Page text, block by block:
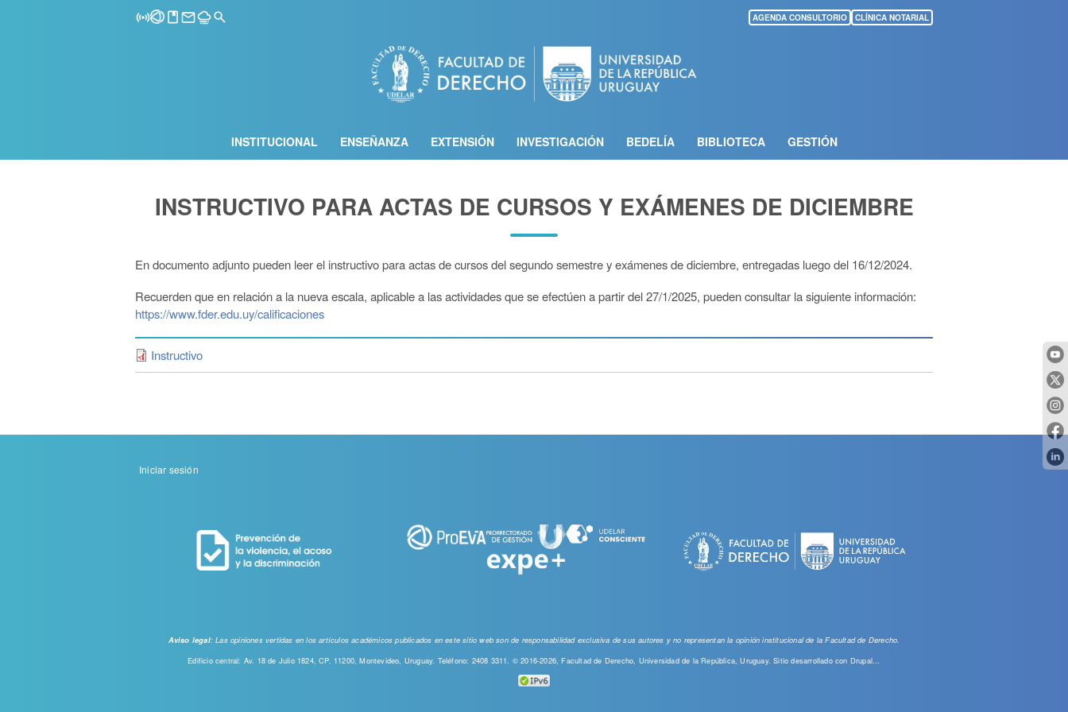
contenido
principal
AGENDA CONSULTORIO CLÍNICA NOTARIAL
INSTITUCIONAL ENSEÑANZA EXTENSIÓN INVESTIGACIÓN BEDELÍA BIBLIOTECA GESTIÓN
INSTRUCTIVO PARA ACTAS DE CURSOS Y EXÁMENES DE DICIEMBRE
En documento adjunto pueden leer el instructivo para actas de cursos del segundo semestre y exámenes de diciembre, entregadas luego del 16/12/2024.
Recuerden que en relación a la nueva escala, aplicable a las actividades que se efectúen a partir del 27/1/2025, pueden consultar la siguiente información:
https://www.fder.edu.uy/calificaciones
Instructivo
Menu
Iniciar sesión
Aviso legal: Las opiniones vertidas en los artículos académicos publicados en este sitio web son de responsabilidad exclusiva de sus autores y no representan la opinión institucional de la Facultad de Derecho.
Edificio central: Av. 18 de Julio 1824, CP. 11200, Montevideo, Uruguay. Teléfono: 2408 3311. © 2016-2026, Facultad de Derecho, Universidad de la República, Uruguay. Sitio desarrollado con Drupal...